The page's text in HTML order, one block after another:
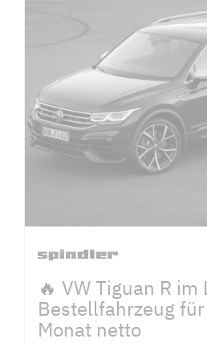
🔥 VW Tiguan R im
Bestellfahrzeug
Monat netto